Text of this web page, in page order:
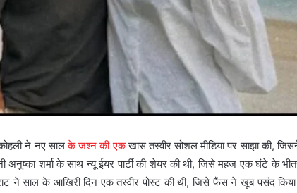
ने नए सालके जश्न की एकखास तस्वीर सोशल मीडिया पर साझा की,
अनुष्का शर्मा के साथ न्यू ईयर पार्टी की शेयर की थी, जिसे महज एक घंटे के
ने साल के आखिरी दिन एक तस्वीर पोस्ट की थी, जिसे फैंस ने खूब पसंद किया।